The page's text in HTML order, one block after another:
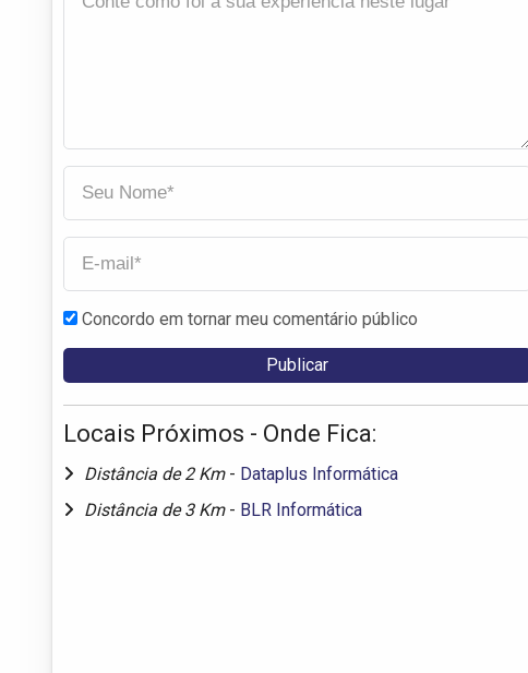
Concordo em tornar meu comentário público
Locais Próximos - Onde Fica:
Distância de 2 Km - Dataplus Informática
Distância de 3 Km - BLR Informática